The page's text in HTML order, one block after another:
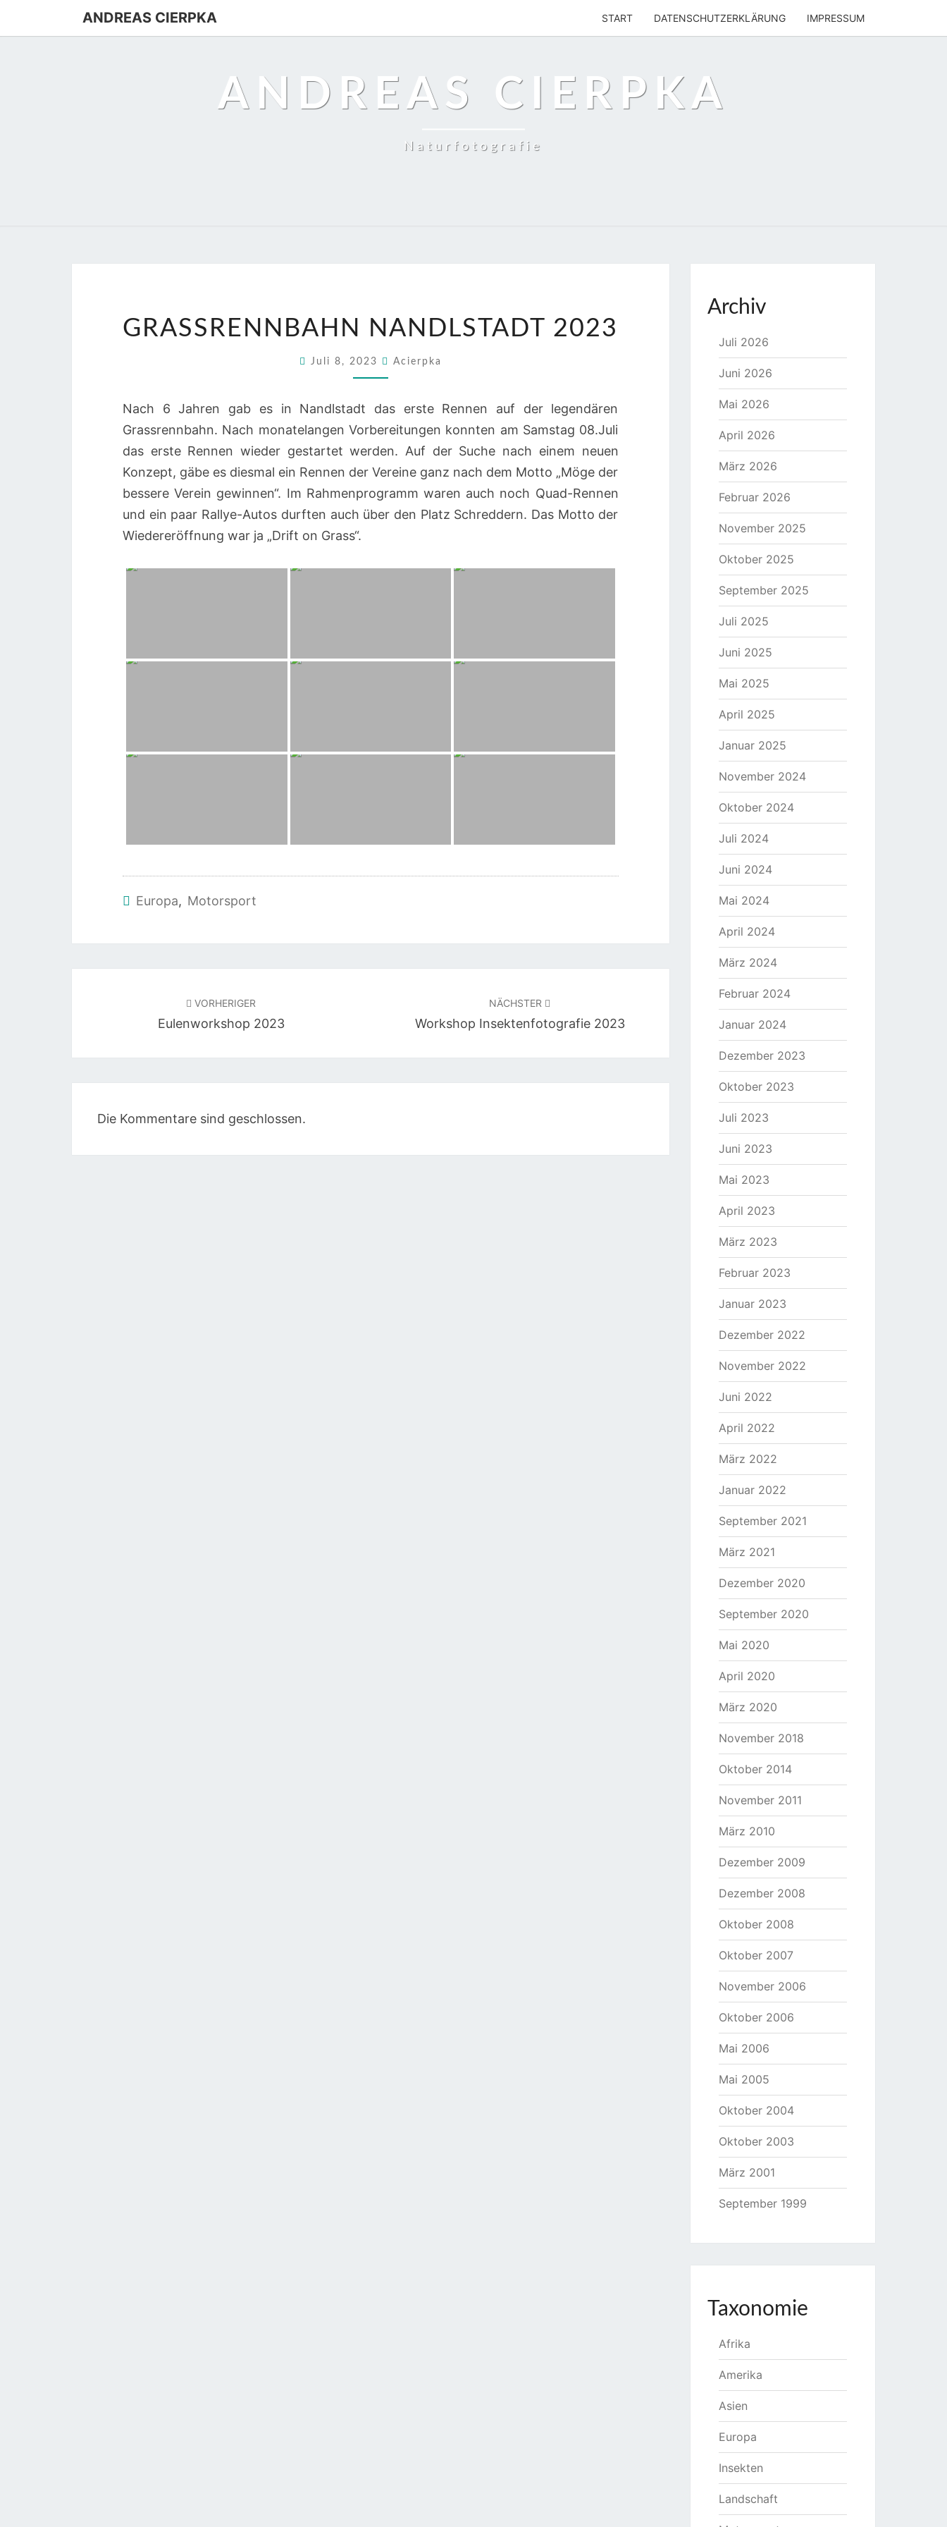
ANDREAS CIERPKA START DATENSCHUTZERKLÄRUNG IMPRESSUM
ANDREAS CIERPKA
Naturfotografie
NANDLSTADT
GRASSRENNBAHN NANDLSTADT 2023
Juli 8, 2023 Acierpka
Nach 6 Jahren gab es in Nandlstadt das erste Rennen auf der legendären
Grassrennbahn. Nach monatelangen Vorbereitungen konnten am Samstag 08.Juli
das erste Rennen wieder gestartet werden. Auf der Suche nach einem neuen
Konzept, gäbe es diesmal ein Rennen der Vereine ganz nach dem Motto „Möge der
bessere Verein gewinnen“. Im Rahmenprogramm waren auch noch Quad-Rennen
und ein paar Rallye-Autos durften auch über den Platz Schreddern. Das Motto der
Wiedereröffnung war ja „Drift on Grass“.
Europa, Motorsport
VORHERIGER
Eulenworkshop 2023
NÄCHSTER
Workshop Insektenfotografie 2023
Die Kommentare sind geschlossen.
Archiv
Juli 2026
Juni 2026
Mai 2026
April 2026
März 2026
Februar 2026
November 2025
Oktober 2025
September 2025
Juli 2025
Juni 2025
Mai 2025
April 2025
Januar 2025
November 2024
Oktober 2024
Juli 2024
Juni 2024
Mai 2024
April 2024
März 2024
Februar 2024
Januar 2024
Dezember 2023
Oktober 2023
Juli 2023
Juni 2023
Mai 2023
April 2023
März 2023
Februar 2023
Januar 2023
Dezember 2022
November 2022
Juni 2022
April 2022
März 2022
Januar 2022
September 2021
März 2021
Dezember 2020
September 2020
Mai 2020
April 2020
März 2020
November 2018
Oktober 2014
November 2011
März 2010
Dezember 2009
Dezember 2008
Oktober 2008
Oktober 2007
November 2006
Oktober 2006
Mai 2006
Mai 2005
Oktober 2004
Oktober 2003
März 2001
September 1999
Taxonomie
Afrika
Amerika
Asien
Europa
Insekten
Landschaft